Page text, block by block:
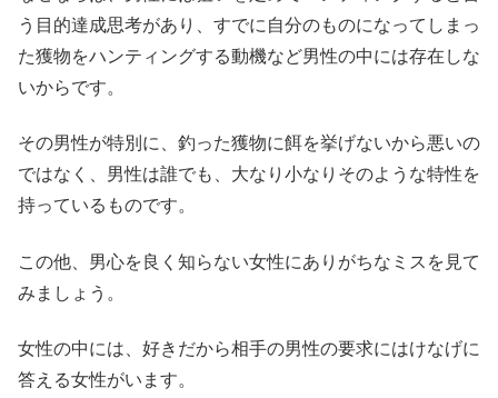
う目的達成思考があり、すでに自分のものになってしまっ
た獲物をハンティングする動機など男性の中には存在しな
いからです。
その男性が特別に、釣った獲物に餌を挙げないから悪いの
ではなく、男性は誰でも、大なり小なりそのような特性を
持っているものです。
この他、男心を良く知らない女性にありがちなミスを見て
みましょう。
女性の中には、好きだから相手の男性の要求にはけなげに
答える女性がいます。